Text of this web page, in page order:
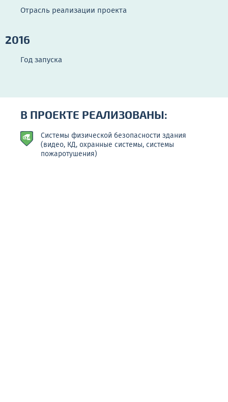
Отрасль реализации проекта
2016
Год запуска
В ПРОЕКТЕ РЕАЛИЗОВАНЫ:
Системы физической безопасности здания
(видео, КД, охранные системы, системы
пожаротушения)